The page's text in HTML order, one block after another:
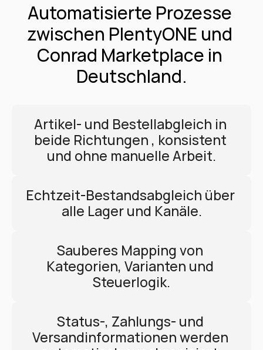
Automatisierte Prozesse
zwischen PlentyONE und
Conrad Marketplace in
Deutschland.
Artikel- und Bestellabgleich in
beide Richtungen , konsistent
und ohne manuelle Arbeit.
Echtzeit-Bestandsabgleich über
alle Lager und Kanäle.
Sauberes Mapping von
Kategorien, Varianten und
Steuerlogik.
Status-, Zahlungs- und
Versandinformationen werden